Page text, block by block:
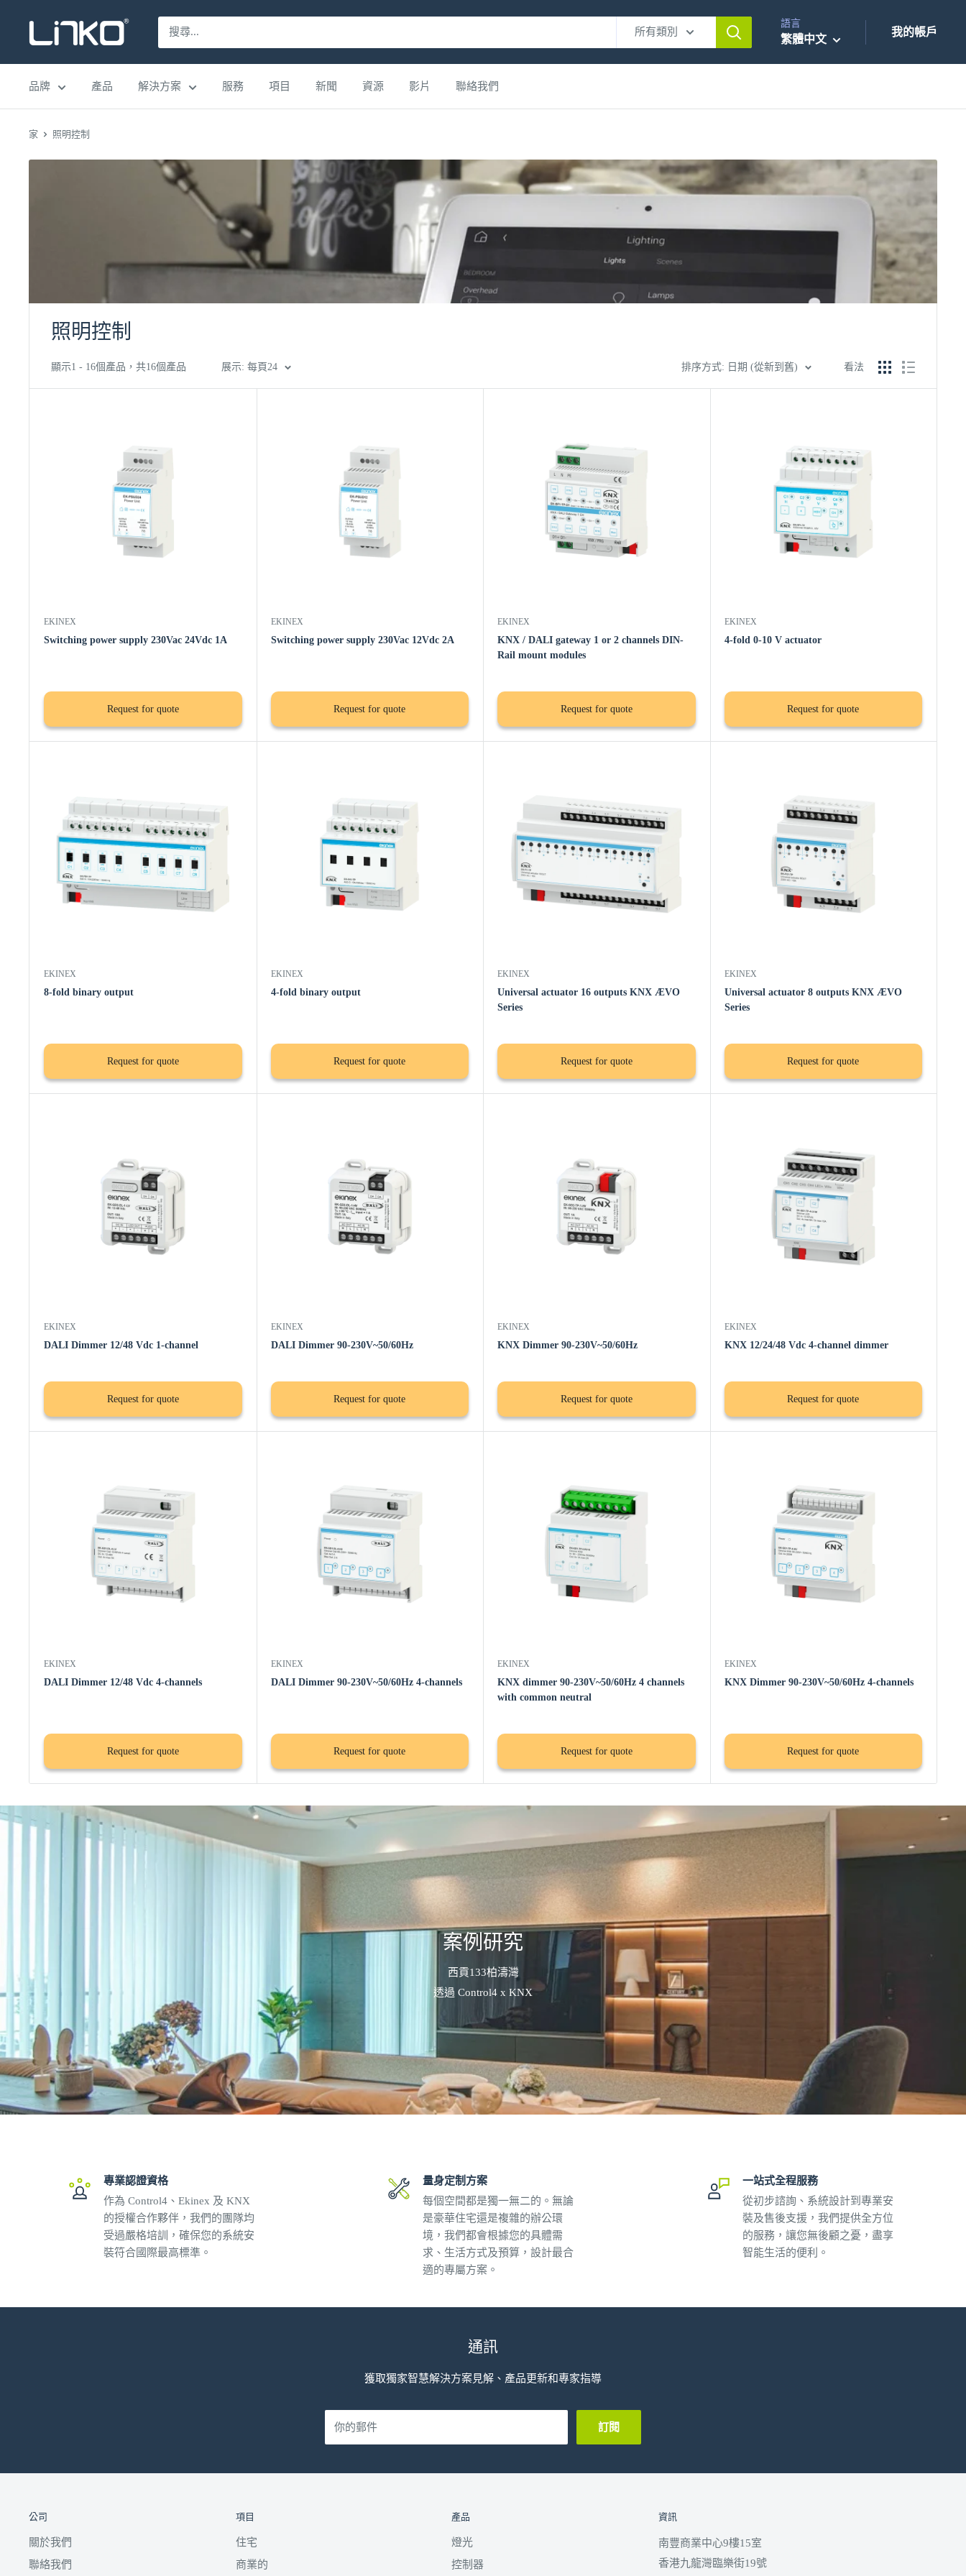
LINKO
SMART
TECHNOLOGY
LIMITED
所有類別
語言
繁體中文
我的帳戶
品牌 產品 解決方案 服務 項目 新聞 資源 影片 聯絡我們
家 照明控制
照明控制
顯示1 - 16個產品，共16個產品 展示: 每頁24 排序方式: 日期 (從新到舊) 看法
EKINEX
Switching power supply 230Vac 24Vdc 1A
Request for quote
EKINEX
Switching power supply 230Vac 12Vdc 2A
Request for quote
EKINEX
KNX / DALI gateway 1 or 2 channels DIN-
Rail mount modules
Request for quote
EKINEX
4-fold 0-10 V actuator
Request for quote
EKINEX
8-fold binary output
Request for quote
EKINEX
4-fold binary output
Request for quote
EKINEX
Universal actuator 16 outputs KNX ÆVO
Series
Request for quote
EKINEX
Universal actuator 8 outputs KNX ÆVO
Series
Request for quote
EKINEX
DALI Dimmer 12/48 Vdc 1-channel
Request for quote
EKINEX
DALI Dimmer 90-230V~50/60Hz
Request for quote
EKINEX
KNX Dimmer 90-230V~50/60Hz
Request for quote
EKINEX
KNX 12/24/48 Vdc 4-channel dimmer
Request for quote
EKINEX
DALI Dimmer 12/48 Vdc 4-channels
Request for quote
EKINEX
DALI Dimmer 90-230V~50/60Hz 4-channels
Request for quote
EKINEX
KNX dimmer 90-230V~50/60Hz 4 channels
with common neutral
Request for quote
EKINEX
KNX Dimmer 90-230V~50/60Hz 4-channels
Request for quote
案例研究
西貢133柏濤灣
透過 Control4 x KNX
專業認證資格
作為 Control4、Ekinex 及 KNX
的授權合作夥伴，我們的團隊均
受過嚴格培訓，確保您的系統安
裝符合國際最高標準。
量身定制方案
每個空間都是獨一無二的。無論
是豪華住宅還是複雜的辦公環
境，我們都會根據您的具體需
求、生活方式及預算，設計最合
適的專屬方案。
一站式全程服務
從初步諮詢、系統設計到專業安
裝及售後支援，我們提供全方位
的服務，讓您無後顧之憂，盡享
智能生活的便利。
通訊
獲取獨家智慧解決方案見解、產品更新和專家指導
你的郵件 訂閱
公司
關於我們
聯絡我們
項目
住宅
商業的
產品
燈光
控制器
資訊
南豐商業中心9樓15室
香港九龍灣臨樂街19號